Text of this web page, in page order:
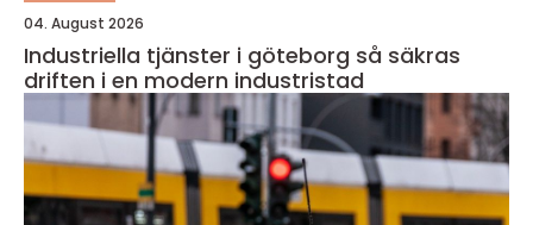
04. August 2026
Industriella tjänster i göteborg så säkras
driften i en modern industristad